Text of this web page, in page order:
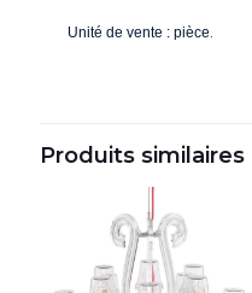
Unité de vente : pièce
Produits similaires